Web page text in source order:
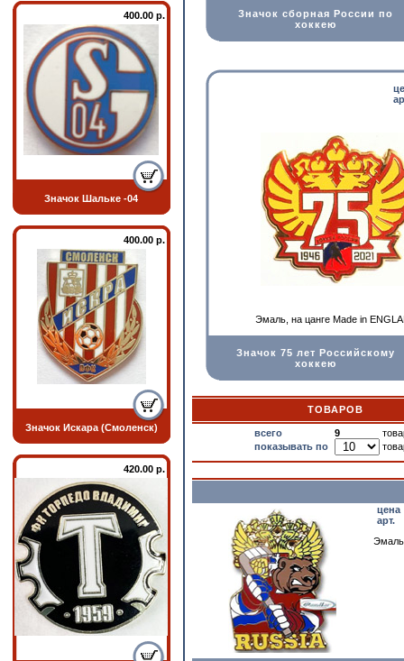
400.00 р.
Значок Шальке -04
400.00 р.
Значок Искара (Смоленск)
420.00 р.
Значок сборная России по
хоккею
Эмаль, на цанге Made in
Значок 75 лет Российскому
хоккею
ТОВАРОВ
всего 9
показывать по
цена
арт.